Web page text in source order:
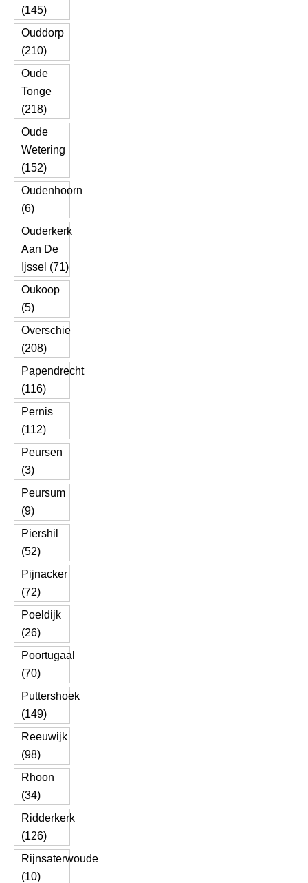
(145)
Ouddorp
(210)
Oude
Tonge
(218)
Oude
Wetering
(152)
Oudenhoorn
(6)
Ouderkerk
Aan De
Ijssel (71)
Oukoop
(5)
Overschie
(208)
Papendrecht
(116)
Pernis
(112)
Peursen
(3)
Peursum
(9)
Piershil
(52)
Pijnacker
(72)
Poeldijk
(26)
Poortugaal
(70)
Puttershoek
(149)
Reeuwijk
(98)
Rhoon
(34)
Ridderkerk
(126)
Rijnsaterwoude
(10)